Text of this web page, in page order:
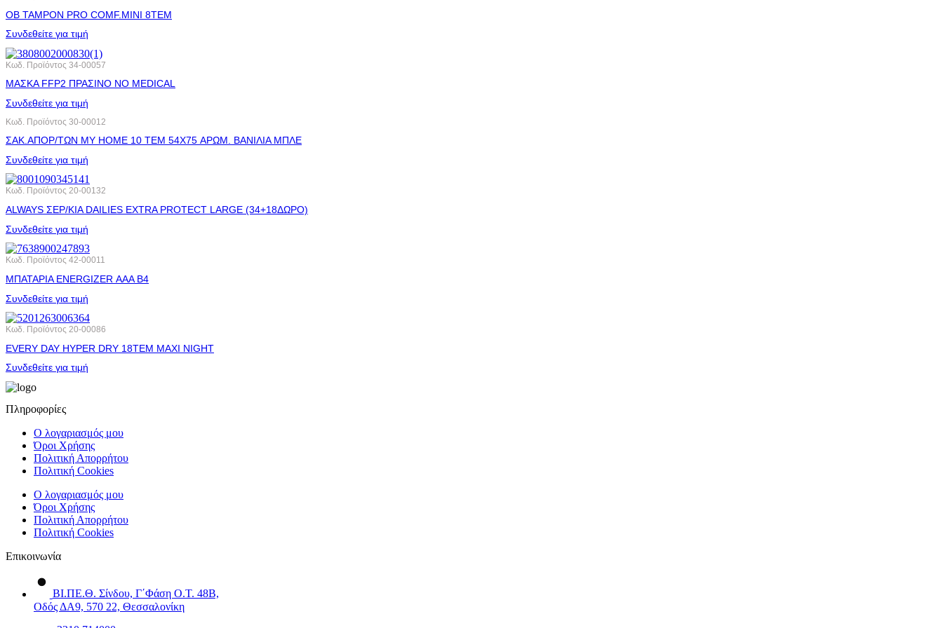
OB ΤΑΜΡΟΝ PRO COMF.MINI 8ΤΕΜ
Συνδεθείτε για τιμή
Κωδ. Προϊόντος 34-00057
ΜΑΣΚΑ FFP2 ΠΡΑΣΙΝΟ NO MEDICAL
Συνδεθείτε για τιμή
Κωδ. Προϊόντος 30-00012
ΣΑΚ.ΑΠΟΡ/ΤΩΝ MY HOME 10 ΤΕΜ 54X75 ΑΡΩΜ. ΒΑΝΙΛΙΑ ΜΠΛΕ
Συνδεθείτε για τιμή
Κωδ. Προϊόντος 20-00132
ALWAYS ΣΕΡ/ΚΙA DAILIES EXTRA PROTECT LARGE (34+18ΔΩΡΟ)
Συνδεθείτε για τιμή
Κωδ. Προϊόντος 42-00011
ΜΠΑΤΑΡΙΑ ENERGIZER ΑΑA B4
Συνδεθείτε για τιμή
Κωδ. Προϊόντος 20-00086
EVERY DAY HYPER DRY 18ΤΕΜ ΜΑΧΙ NIGHT
Συνδεθείτε για τιμή
Πληροφορίες
Ο λογαριασμός μου
Όροι Χρήσης
Πολιτική Απορρήτου
Πολιτική Cookies
Ο λογαριασμός μου
Όροι Χρήσης
Πολιτική Απορρήτου
Πολιτική Cookies
Επικοινωνία
ΒΙ.ΠΕ.Θ. Σίνδου, Γ΄Φάση Ο.Τ. 48Β,
Οδός ΔΑ9, 570 22, Θεσσαλονίκη